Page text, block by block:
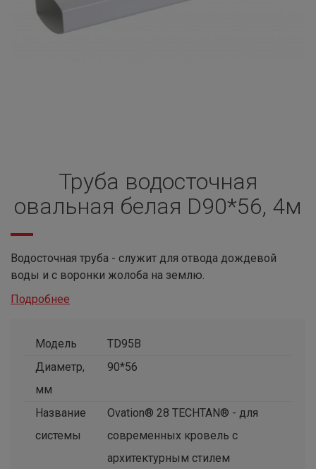
Труба водосточная
овальная белая D90*56, 4м
Водосточная труба - служит для отвода дождевой
воды и с воронки жолоба на землю.
Подробнее
Модель
TD95B
Диаметр,
мм
90*56
Название
системы
Ovation® 28 TECHTAN® - для
современных кровель с
архитектурным стилем